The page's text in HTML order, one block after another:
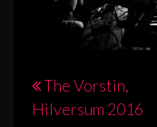
Bericht
navigatie
The Vorstin,
Hilversum 2016